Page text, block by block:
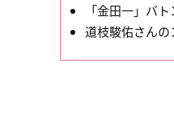
「金田一」バ
道枝駿佑さん